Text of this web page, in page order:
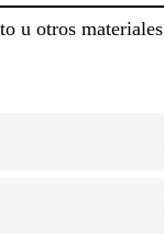
u otros materiales